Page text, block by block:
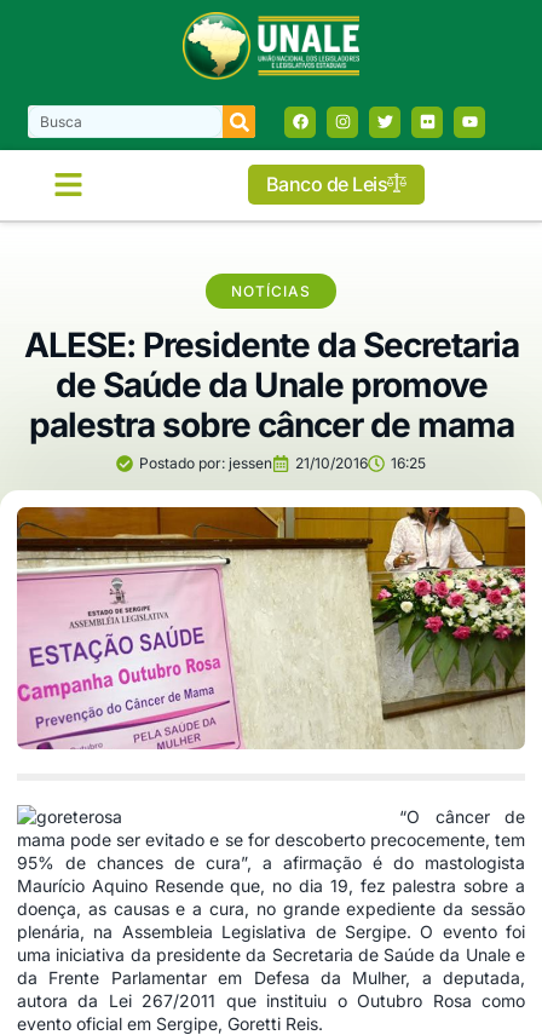
Banco de Leis
NOTÍCIAS
ALESE: Presidente da Secretaria
de Saúde da Unale promove
palestra sobre câncer de mama
Postado por: jessen 21/10/2016 16:25
“O câncer de
mama pode ser evitado e se for descoberto precocemente, tem
95% de chances de cura”, a afirmação é do mastologista
Maurício Aquino Resende que, no dia 19, fez palestra sobre a
doença, as causas e a cura, no grande expediente da sessão
plenária, na Assembleia Legislativa de Sergipe. O evento foi
uma iniciativa da presidente da Secretaria de Saúde da Unale e
da Frente Parlamentar em Defesa da Mulher, a deputada,
autora da Lei 267/2011 que instituiu o Outubro Rosa como
evento oficial em Sergipe, Goretti Reis.